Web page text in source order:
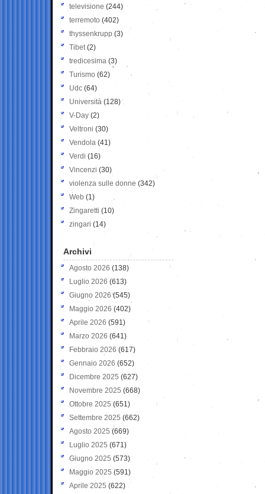
televisione(244)
terremoto (402)
thyssenkrupp (3)
Tibet(2)
tredicesima (3)
Turismo (62)
Udc (64)
Università (128)
V-Day (2)
Veltroni (30)
Vendola (41)
Verdi (16)
Vincenzi (30)
violenza sulle donne (342)
Web (1)
Zingaretti (10)
zingari (14)
Archivi
Agosto 2026 (138)
Luglio 2026 (613)
Giugno 2026 (545)
Maggio 2026 (402)
Aprile 2026 (591)
Marzo 2026 (641)
Febbraio 2026 (617)
Gennaio 2026 (652)
Dicembre 2025 (627)
Novembre 2025 (668)
Ottobre 2025 (651)
Settembre 2025 (662)
Agosto 2025 (669)
Luglio 2025 (671)
Giugno 2025 (573)
Maggio 2025 (591)
Aprile 2025 (622)